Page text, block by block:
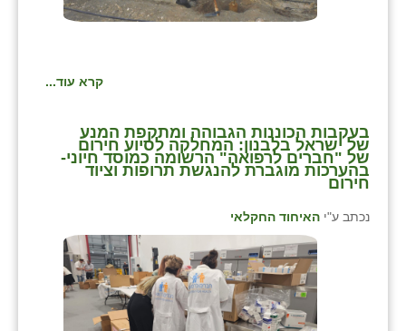
קרא עוד...
בעקבות הכוננות הגבוהה ומתקפת המנע
של ישראל בלבנון: המחלקה לסיוע חירום
של "חברים לרפואה" הרשומה כמוסד חיוני-
בהערכות מוגברת להנגשת תרופות וציוד
חירום
נכתב ע"י האיחוד החקלאי